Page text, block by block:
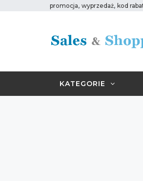
promocja, wyprzedaż, kod
KATEGORIE